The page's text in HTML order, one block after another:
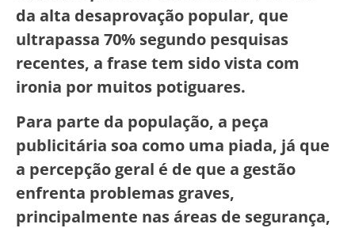
da alta desaprovação popular, que
ultrapassa 70% segundo pesquisas
recentes, a frase tem sido vista com
ironia por muitos potiguares.
Para parte da população, a peça
publicitária soa como uma piada, já que
a percepção geral é de que a gestão
enfrenta problemas graves,
principalmente nas áreas de segurança,